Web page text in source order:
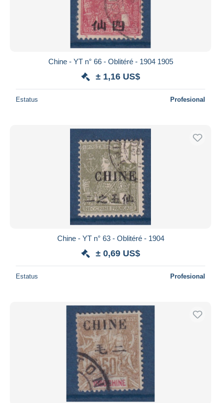
Chine - YT n° 66 - Oblitéré - 1904 1905
± 1,16 US$
Estatus Profesional
Chine - YT n° 63 - Oblitéré - 1904
± 0,69 US$
Estatus Profesional